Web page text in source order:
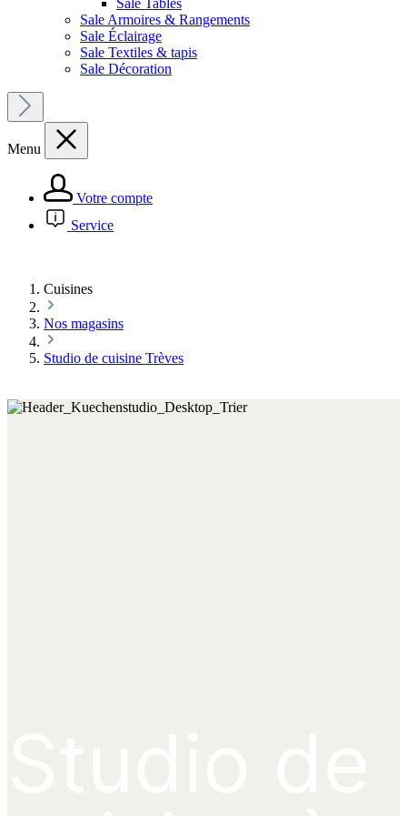
Sale Tables
Sale Armoires & Rangements
Sale Éclairage
Sale Textiles & tapis
Sale Décoration
Menu
Votre compte
Service
Cuisines
Nos magasins
Studio de cuisine Trèves